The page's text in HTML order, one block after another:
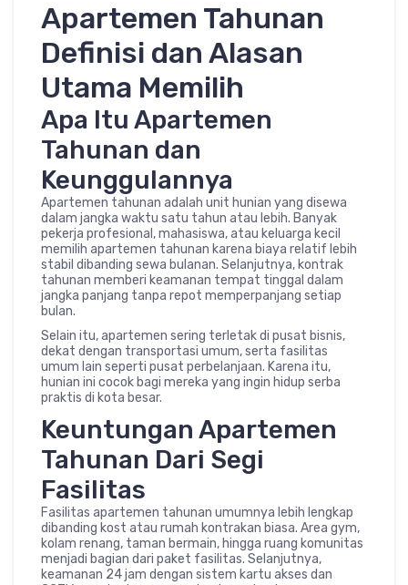
Apartemen Tahunan
Definisi dan Alasan
Utama Memilih
Apa Itu Apartemen
Tahunan dan
Keunggulannya
Apartemen tahunan adalah unit hunian yang disewa
dalam jangka waktu satu tahun atau lebih. Banyak
pekerja profesional, mahasiswa, atau keluarga kecil
memilih apartemen tahunan karena biaya relatif lebih
stabil dibanding sewa bulanan. Selanjutnya, kontrak
tahunan memberi keamanan tempat tinggal dalam
jangka panjang tanpa repot memperpanjang setiap
bulan.
Selain itu, apartemen sering terletak di pusat bisnis,
dekat dengan transportasi umum, serta fasilitas
umum lain seperti pusat perbelanjaan. Karena itu,
hunian ini cocok bagi mereka yang ingin hidup serba
praktis di kota besar.
Keuntungan Apartemen
Tahunan Dari Segi
Fasilitas
Fasilitas apartemen tahunan umumnya lebih lengkap
dibanding kost atau rumah kontrakan biasa. Area gym,
kolam renang, taman bermain, hingga ruang komunitas
menjadi bagian dari paket fasilitas. Selanjutnya,
keamanan 24 jam dengan sistem kartu akses dan